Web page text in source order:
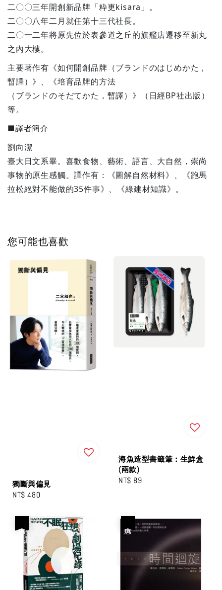
二〇〇三年開創新品牌「粋更kisara」。
二〇〇八年二月就任第十三代社長。
二〇一二年將原先位於表參道之丘的旗艦店遷移至新丸
之內大樓。
主要著作有《如何開創品牌（ブランドのはじめかた，
暫譯）》、《培育品牌的方法
（ブランドのそだてかた，暫譯）》（日經BP社出版）
等。
■譯者簡介
劉向潔
臺大日文系畢。喜歡食物、藝術、語言、大自然，崇尚
事物的原生感觸。譯作有：《圖解自然材料》、《跑馬
拉松絕對不能做的35件事》、《綠建材知識》。
您可能也喜歡
獨斷與偏見
Regular
NT$ 480
海魚造型書籤筆：生鮮盒
(兩款)
Regular
NT$ 89